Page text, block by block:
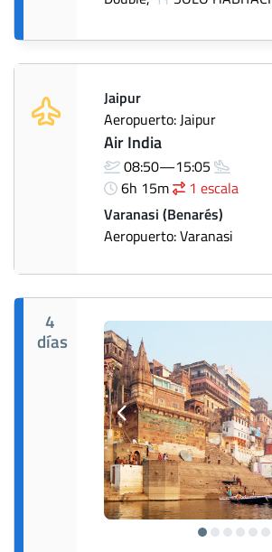
Jaipur
Aeropuerto: Jaipur
Air India
08:50—15:05
6h 15m
1 escala
Varanasi (Benarés)
Aeropuerto: Varanasi
4
días